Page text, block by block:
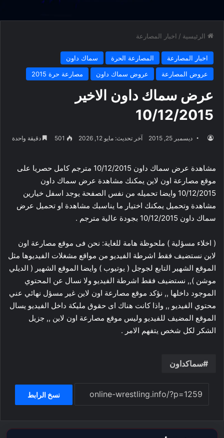
الرئيسية / اخبار المصارعة
اخبار المصارعة المصارعة الحرة
سماك داون
عروض المصارعة
عروض سماك داون مصارعة حرة 2015
عرض سماك داون الاخير
10/12/2015
ديسمبر 25, 2015 آخر تحديث: مايو 12, 2026 501 دقيقة واحدة
مشاهدة عرض سماك داون 10/12/2015 مترجم كامل حصريا على
موقع مصارعة اون لاين يمكنك مشاهدة عرض سماك داون
10/12/2015 وايضا تحميله من نفس الصفحة يوجد اسفل خيارين
مشاهدة وتحميل يمكنك اختيار ما يناسبك مشاهدة او تحميل عرض
سماك داون 10/12/2015 بجودة عالية مترجم .
( اخلاء مسؤلية ) ملحوظة هامة للغاية: نحن فى موقع مصارعة اون
لاين نستضيف فقط اشرطة الفيديو من مواقع مشغلات الفيديوها مثل
الموقع الشهير التابع لجوجل ( يوتيوب ) وايضا الموقع الشهير ( الديلي
موشن ),, نستضيف فقط اشرطة الفيديو ولا نسال عن المحتوي
الموجود داخلها ,, نؤكد موقع مصارعة اون لاين غير مسؤل نهائي عني
محتوي الفيديو ,, واذا كانت هناك اى حقوق مليكة داخل الفيديو يسال
الموقع المضيف للفيديو وليس موقع مصارعة اون لاين ,, جزيل
الشكر لكل شخص يتفهم الامر .
سماكداون
نسخ الرابط